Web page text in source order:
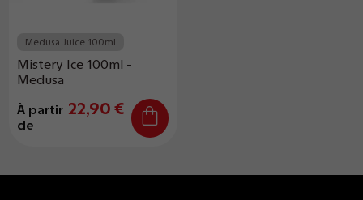
Medusa Juice 100ml
Mistery Ice 100ml -
Medusa
À partir
de
22,90 €